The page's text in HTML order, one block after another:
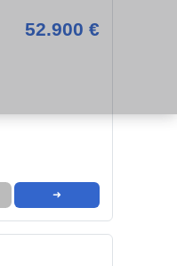
52.900 €
➜